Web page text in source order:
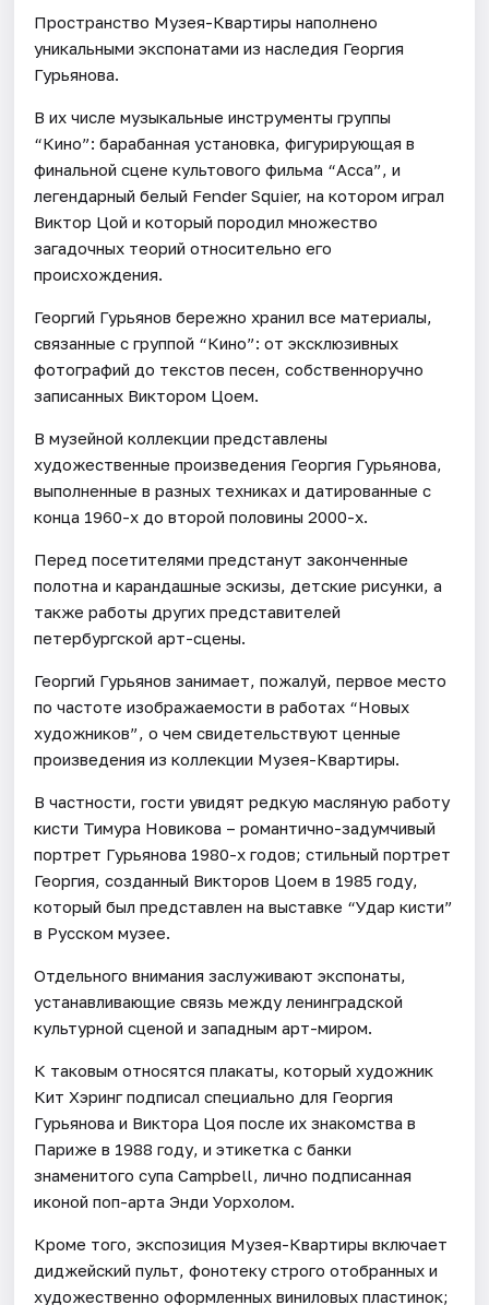
Пространство Музея-Квартиры наполнено
уникальными экспонатами из наследия Георгия
Гурьянова.
В их числе музыкальные инструменты группы
“Кино”: барабанная установка, фигурирующая в
финальной сцене культового фильма “Асса”, и
легендарный белый Fender Squier, на котором играл
Виктор Цой и который породил множество
загадочных теорий относительно его
происхождения.
Георгий Гурьянов бережно хранил все материалы,
связанные с группой “Кино”: от эксклюзивных
фотографий до текстов песен, собственноручно
записанных Виктором Цоем.
В музейной коллекции представлены
художественные произведения Георгия Гурьянова,
выполненные в разных техниках и датированные с
конца 1960-х до второй половины 2000-х.
Перед посетителями предстанут законченные
полотна и карандашные эскизы, детские рисунки, а
также работы других представителей
петербургской арт-сцены.
Георгий Гурьянов занимает, пожалуй, первое место
по частоте изображаемости в работах “Новых
художников”, о чем свидетельствуют ценные
произведения из коллекции Музея-Квартиры.
В частности, гости увидят редкую масляную работу
кисти Тимура Новикова – романтично-задумчивый
портрет Гурьянова 1980-х годов; стильный портрет
Георгия, созданный Викторов Цоем в 1985 году,
который был представлен на выставке “Удар кисти”
в Русском музее.
Отдельного внимания заслуживают экспонаты,
устанавливающие связь между ленинградской
культурной сценой и западным арт-миром.
К таковым относятся плакаты, который художник
Кит Хэринг подписал специально для Георгия
Гурьянова и Виктора Цоя после их знакомства в
Париже в 1988 году, и этикетка с банки
знаменитого супа Campbell, лично подписанная
иконой поп-арта Энди Уорхолом.
Кроме того, экспозиция Музея-Квартиры включает
диджейский пульт, фонотеку строго отобранных и
художественно оформленных виниловых пластинок;